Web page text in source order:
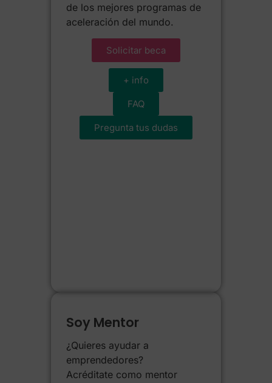
de los mejores programas de
aceleración del mundo.
Solicitar beca
+ info
FAQ
Pregunta tus dudas
Soy Mentor
¿Quieres ayudar a
emprendedores?
Acréditate como mentor